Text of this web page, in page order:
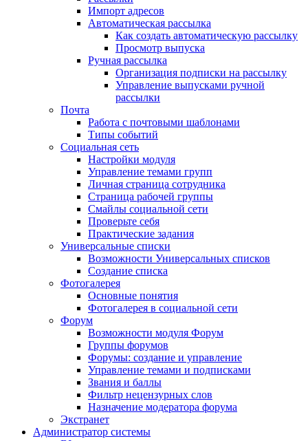
Импорт адресов
Автоматическая рассылка
Как создать автоматическую рассылку
Просмотр выпуска
Ручная рассылка
Организация подписки на рассылку
Управление выпусками ручной
рассылки
Почта
Работа с почтовыми шаблонами
Типы событий
Социальная сеть
Настройки модуля
Управление темами групп
Личная страница сотрудника
Страница рабочей группы
Смайлы социальной сети
Проверьте себя
Практические задания
Универсальные списки
Возможности Универсальных списков
Создание списка
Фотогалерея
Основные понятия
Фотогалерея в социальной сети
Форум
Возможности модуля Форум
Группы форумов
Форумы: создание и управление
Управление темами и подписками
Звания и баллы
Фильтр нецензурных слов
Назначение модератора форума
Экстранет
Администратор системы